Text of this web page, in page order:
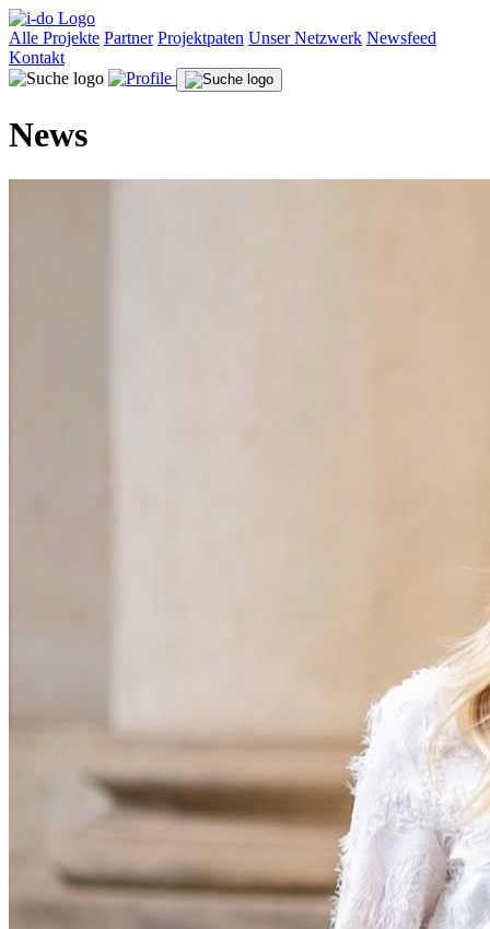
Alle Projekte Partner Projektpaten Unser Netzwerk Newsfeed
Kontakt
News